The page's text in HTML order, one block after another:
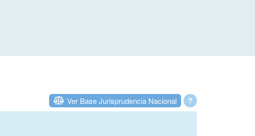
?
Ver Base Jurisprudencia Nacional